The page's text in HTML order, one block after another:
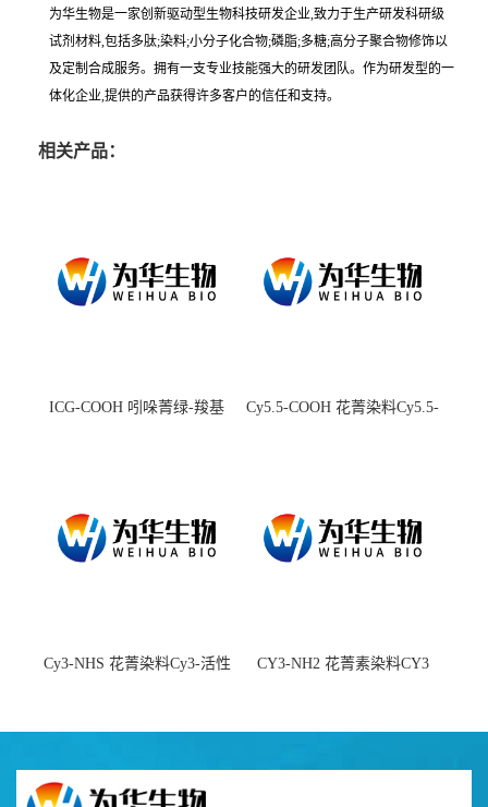
为华生物是一家创新驱动型生物科技研发企业,致力于生产研发科研级
试剂材料,包括多肽;染料;小分子化合物;磷脂;多糖;高分子聚合物修饰以
及定制合成服务。拥有一支专业技能强大的研发团队。作为研发型的一
体化企业,提供的产品获得许多客户的信任和支持。
相关产品：
ICG-COOH 吲哚菁绿-羧基
Cy5.5-COOH 花菁染料Cy5.5-
Cy3-NHS 花菁染料Cy3-活性
CY3-NH2 花菁素染料CY3